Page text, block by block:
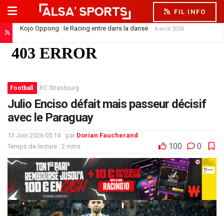
FIL INFO
Kojo Oppong : le Racing entre dans la danse 6 août 2026
Football RC Strasbourg
Julio Enciso défait mais passeur décisif
avec le Paraguay
13 Juin 2026 05:14 par Dorian Faucherand
Temps de lecture : 2 mins
100 0